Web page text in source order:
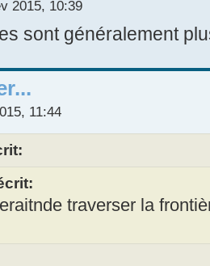
2015, 10:39
sont généralement
11:44
traverser la